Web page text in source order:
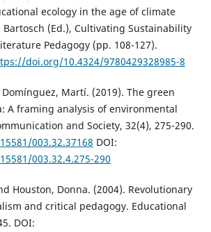
ecology in the age of climate
Bartosch (Ed.), Cultivating Sustainability
Pedagogy (pp. 108-127).
doi.org/10.4324/9780429328985-8
Martí. (2019). The green
A framing analysis of environmental
and Society, 32(4), 275-290.
003.32.37168 DOI:
003.32.4.275-290
Houston, Donna. (2004). Revolutionary
and critical pedagogy. Educational
DOI: